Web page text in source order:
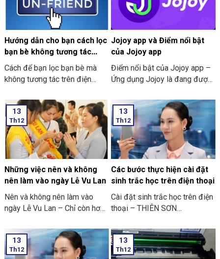
Hướng dẫn cho bạn cách lọc
bạn bè không tương tác
trên Facebook nhanh nhất
2024
Cách để bạn lọc bạn bè mà
không tương tác trên điện
Jojoy app và Điểm nổi bật
của Jojoy app
Điểm nổi bật của Jojoy app –
Ứng dụng Jojoy là đang được
đồng người yêu thích các trò
chơi điện tử ở trên điện thoại
di động.
13
Th12
Những việc nên và không
nên làm vào ngày Lễ Vu Lan
Nên và không nên làm vào
ngày Lễ Vu Lan – Chỉ còn hơn
ngày Vu Lan báo hiếu rồi.
THIÊN SƠN COMPUTER chia
sẻ với bạn về những việc nên
13
Th12
Các bước thực hiện cài đặt
sinh trắc học trên điện thoại
Cài đặt sinh trắc học trên điện
thoại – THIÊN SƠN
khảo “các bước thực hiện cài
đặt sinh trắc học trên điện
thoại” nhé
13
Th12
13
Th12